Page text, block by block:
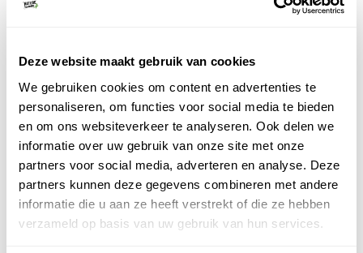
Deze website maakt gebruik van cookies
We gebruiken cookies om content en advertenties te
personaliseren, om functies voor social media te bieden
en om ons websiteverkeer te analyseren. Ook delen we
informatie over uw gebruik van onze site met onze
partners voor social media, adverteren en analyse. Deze
partners kunnen deze gegevens combineren met andere
informatie die u aan ze heeft verstrekt of die ze hebben
verzameld op basis van uw gebruik van hun services.
vergiftiging, een afnemende habitat en toenemende
wereldwijd in 100 jaar tijd met 75% (!) teruggebracht
boegbeeld van het dierenrijk verdwijnt langzamerhand
steeds meer.